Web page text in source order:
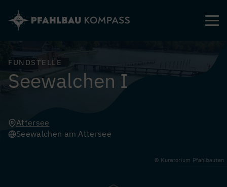
zum
Inhalt
FUNDSTELLE
Seewalchen I
Attersee
Seewalchen am Attersee
Kuratorium Pfahlbauten